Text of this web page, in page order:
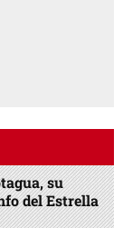
su
del Estrella